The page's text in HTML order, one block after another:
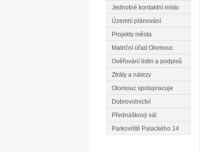
Jednotné kontaktní místo
Územní plánování
Projekty města
Matriční úřad Olomouc
Ověřování listin a podpisů
Ztráty a nálezy
Olomouc spolupracuje
Dobrovolnictví
Přednáškový sál
Parkoviště Palackého 14